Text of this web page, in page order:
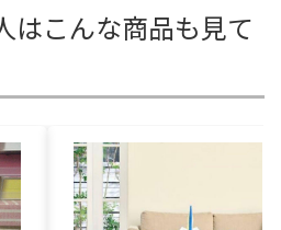
はこんな商品も見て